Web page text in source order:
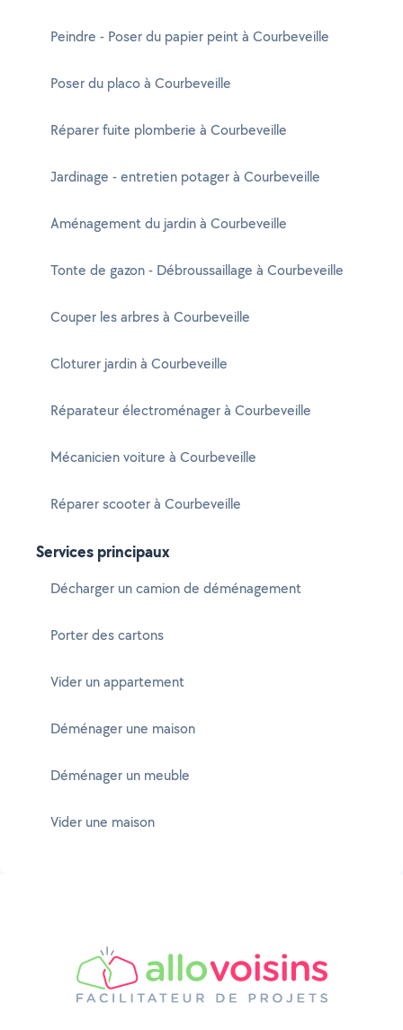
Peindre - Poser du papier peint à Courbeveille
Poser du placo à Courbeveille
Réparer fuite plomberie à Courbeveille
Jardinage - entretien potager à Courbeveille
Aménagement du jardin à Courbeveille
Tonte de gazon - Débroussaillage à Courbeveille
Couper les arbres à Courbeveille
Cloturer jardin à Courbeveille
Réparateur électroménager à Courbeveille
Mécanicien voiture à Courbeveille
Réparer scooter à Courbeveille
Services principaux
Décharger un camion de déménagement
Porter des cartons
Vider un appartement
Déménager une maison
Déménager un meuble
Vider une maison